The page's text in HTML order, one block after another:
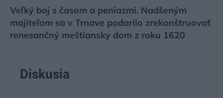
Veľký boj s časom a peniazmi. Nadšeným
majiteľom sa v Trnave podarilo zrekonštruovať
renesančný meštiansky dom z roku 1620
Diskusia